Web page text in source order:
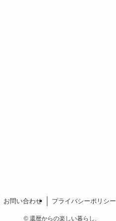
お問い合わせ プライバシーポリシー
©還暦からの楽しい暮らし.